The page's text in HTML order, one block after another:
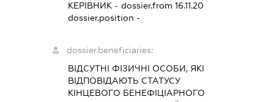
КЕРІВНИК- dossier.from 16.11.20
dossier.position -
dossier.beneficiaries:
ВІДСУТНІ ФІЗИЧНІ ОСОБИ, ЯКІ
ВІДПОВІДАЮТЬ СТАТУСУ
КІНЦЕВОГО БЕНЕФІЦІАРНОГО